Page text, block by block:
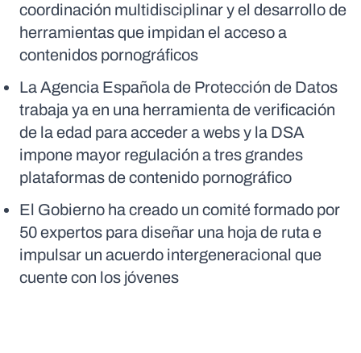
coordinación multidisciplinar y el desarrollo de
herramientas que impidan el acceso a
contenidos pornográficos
La Agencia Española de Protección de Datos
trabaja ya en una herramienta de verificación
de la edad para acceder a webs y la DSA
impone mayor regulación a tres grandes
plataformas de contenido pornográfico
El Gobierno ha creado un comité formado por
50 expertos para diseñar una hoja de ruta e
impulsar un acuerdo intergeneracional que
cuente con los jóvenes